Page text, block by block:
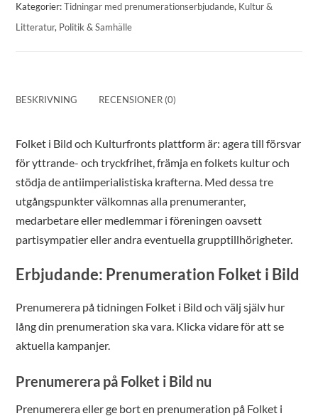
Kategorier:Tidningar med prenumerationserbjudande, Kultur &
Litteratur, Politik & Samhälle
BESKRIVNING RECENSIONER (0)
Folket i Bild och Kulturfronts plattform är: agera till försvar
för yttrande- och tryckfrihet, främja en folkets kultur och
stödja de antiimperialistiska krafterna. Med dessa tre
utgångspunkter välkomnas alla prenumeranter,
medarbetare eller medlemmar i föreningen oavsett
partisympatier eller andra eventuella grupptillhörigheter.
Erbjudande: Prenumeration Folket i Bild
Prenumerera på tidningen Folket i Bild och välj själv hur
lång din prenumeration ska vara. Klicka vidare för att se
aktuella kampanjer.
Prenumerera på Folket i Bild nu
Prenumerera eller ge bort en prenumeration på Folket i